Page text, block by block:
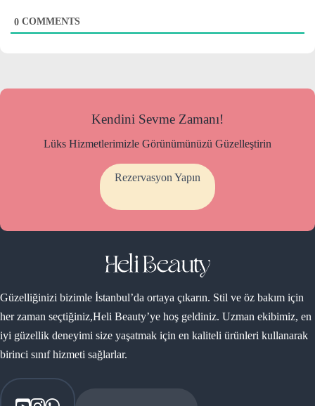
0 COMMENTS
Kendini Sevme Zamanı!
Lüks Hizmetlerimizle Görünümünüzü Güzelleştirin
Rezervasyon Yapın
Güzelliğinizi bizimle İstanbul’da ortaya çıkarın. Stil ve öz bakım için
her zaman seçtiğiniz,Heli Beauty’ye hoş geldiniz. Uzman ekibimiz, en
iyi güzellik deneyimi size yaşatmak için en kaliteli ürünleri kullanarak
birinci sınıf hizmeti sağlarlar.